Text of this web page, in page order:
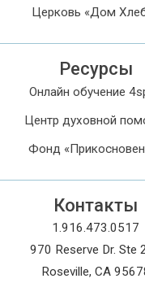
Церковь «Дом
Ресурсы
Онлайн обучение
Центр духовной
Фонд
Контакты
1.916.473.0517
970 Reserve Dr. Ste
Roseville, CA